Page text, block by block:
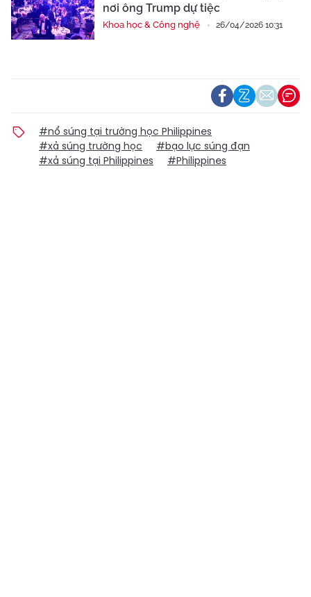
nơi ông Trump dự tiệc
Khoa học & Công nghệ 26/04/2026 10:31
#nổ súng tại trường học Philippines
#xả súng trường học
#bạo lực súng đạn
#xả súng tại Philippines
#Philippines